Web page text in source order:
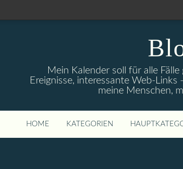
Mein Kalender soll für alle
Ereignisse, interessante Web-
meine Menschen,
HOME KATEGORIEN